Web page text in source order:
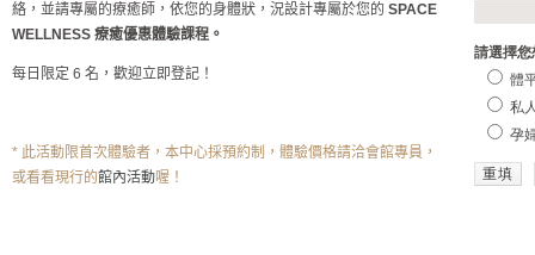
絡，並請專屬的療癒師，依您的身體狀，況設計專屬於您的 SPACE
WELLNESS 療癒優惠體驗課程。
每日限定 6 名，歡迎立即登記！
* 此活動限首次體驗者，本中心採預約制，體驗價格請洽會館專員，
或看看現行的館內活動喔！
請選擇您
體
私
孕